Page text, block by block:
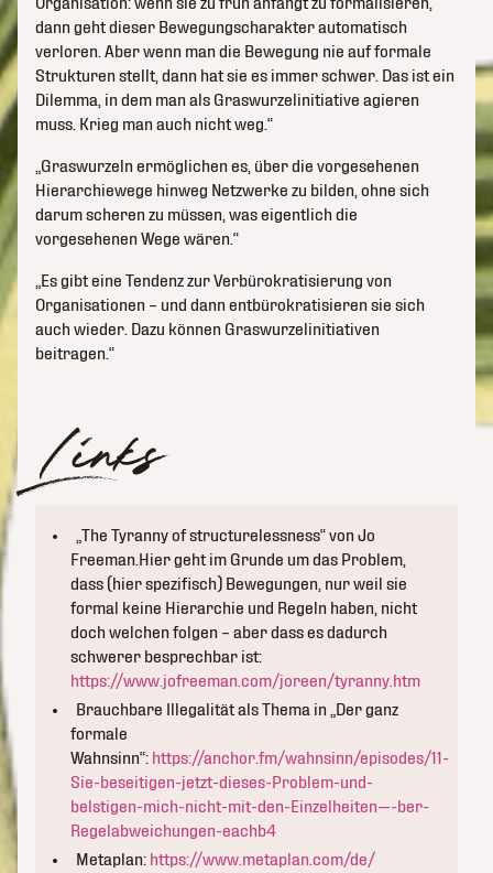
Organisation: wenn sie zu früh anfängt zu formalisieren,
dann geht dieser Bewegungscharakter automatisch
verloren. Aber wenn man die Bewegung nie auf formale
Strukturen stellt, dann hat sie es immer schwer. Das ist ein
Dilemma, in dem man als Graswurzelinitiative agieren
muss. Krieg man auch nicht weg.“
„Graswurzeln ermöglichen es, über die vorgesehenen
Hierarchiewege hinweg Netzwerke zu bilden, ohne sich
darum scheren zu müssen, was eigentlich die
vorgesehenen Wege wären.“
„Es gibt eine Tendenz zur Verbürokratisierung von
Organisationen – und dann entbürokratisieren sie sich
auch wieder. Dazu können Graswurzelinitiativen
beitragen.“
Links
„The Tyranny of structurelessness“ von Jo
Freeman.Hier geht im Grunde um das Problem,
dass (hier spezifisch) Bewegungen, nur weil sie
formal keine Hierarchie und Regeln haben, nicht
doch welchen folgen – aber dass es dadurch
schwerer besprechbar ist:
https://www.jofreeman.com/joreen/tyranny.htm
Brauchbare Illegalität als Thema in „Der ganz
formale
Wahnsinn“: https://anchor.fm/wahnsinn/episodes/11-
Sie-beseitigen-jetzt-dieses-Problem-und-
belstigen-mich-nicht-mit-den-Einzelheiten—-ber-
Regelabweichungen-eachb4
Metaplan: https://www.metaplan.com/de/